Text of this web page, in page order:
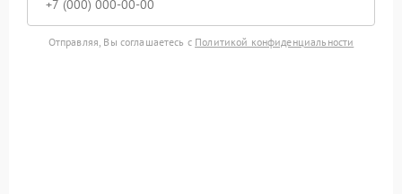
Отправляя, Вы соглашаетесь с Политикой конфиденциальности